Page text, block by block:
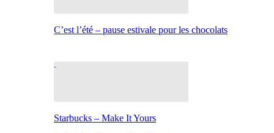
C’est l’été – pause estivale pour les chocolats
Starbucks – Make It Yours